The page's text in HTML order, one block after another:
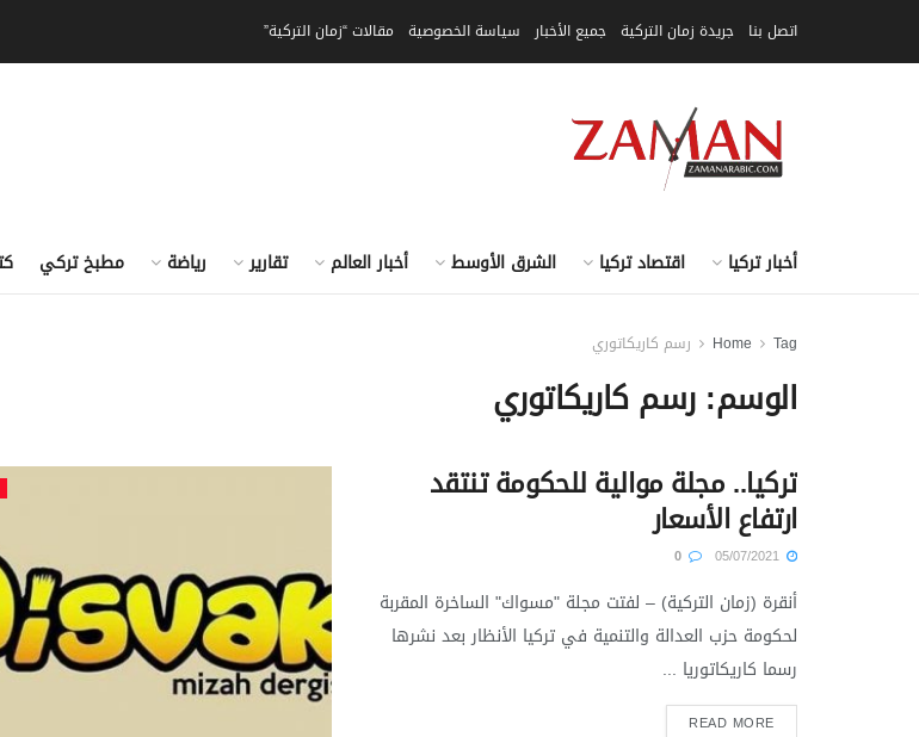
اتصل بنا جريدة زمان التركية جميع الأخبار سياسة الخصوصية مقالات “زمان التركية”
أخبار تركيا اقتصاد تركيا الشرق الأوسط أخبار العالم تقارير رياضة مطبخ تركي
Home Tag رسم كاريكاتوري
الوسم:رسم كاريكاتوري
تركيا.. مجلة موالية للحكومة تنتقد
ارتفاع الأسعار
أنقرة (زمان التركية) – لفتت مجلة "مسواك" الساخرة المقربة
لحكومة حزب العدالة والتنمية في تركيا الأنظار بعد نشرها
رسما كاريكاتوريا ...
READ MORE